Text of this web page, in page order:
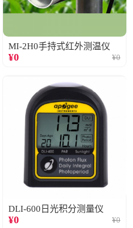
MI-2H0手持式红外测温仪
¥0 ¥0
DLI-600日光积分测量仪
¥0 ¥0